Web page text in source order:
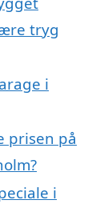
tryg
i
prisen på
i